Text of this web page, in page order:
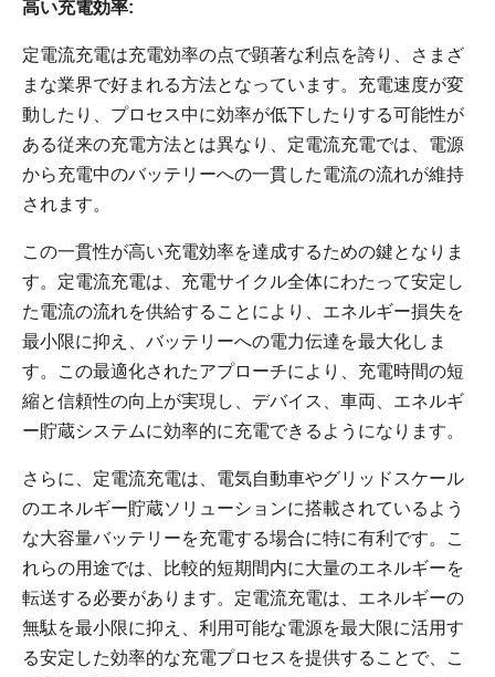
高い充電効率:
定電流充電は充電効率の点で顕著な利点を誇り、さまざ
まな業界で好まれる方法となっています。充電速度が変
動したり、プロセス中に効率が低下したりする可能性が
ある従来の充電方法とは異なり、定電流充電では、電源
から充電中のバッテリーへの一貫した電流の流れが維持
されます。
この一貫性が高い充電効率を達成するための鍵となりま
す。定電流充電は、充電サイクル全体にわたって安定し
た電流の流れを供給することにより、エネルギー損失を
最小限に抑え、バッテリーへの電力伝達を最大化しま
す。この最適化されたアプローチにより、充電時間の短
縮と信頼性の向上が実現し、デバイス、車両、エネルギ
ー貯蔵システムに効率的に充電できるようになります。
さらに、定電流充電は、電気自動車やグリッドスケール
のエネルギー貯蔵ソリューションに搭載されているよう
な大容量バッテリーを充電する場合に特に有利です。こ
れらの用途では、比較的短期間内に大量のエネルギーを
転送する必要があります。定電流充電は、エネルギーの
無駄を最小限に抑え、利用可能な電源を最大限に活用す
る安定した効率的な充電プロセスを提供することで、こ